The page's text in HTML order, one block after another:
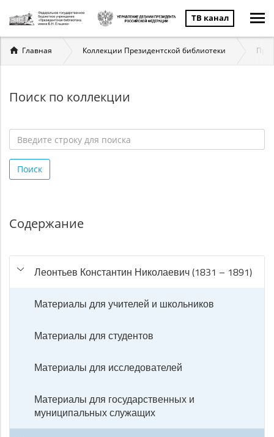
ТВ канал
Вы
здесь
Главная Коллекции Президентской библиотеки
Поиск по коллекции
строку
для
Поиск
Содержание
Леонтьев Константин Николаевич (1831 – 1891)
Материалы для учителей и школьников
Материалы для студентов
Материалы для исследователей
Материалы для государственных и
муниципальных служащих